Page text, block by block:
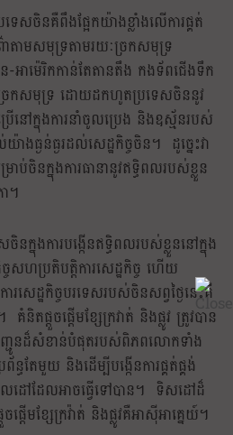
សចិនគឺពឹងផ្អែកយ៉ាងខ្លាំងលើការផ្គត់
ាតាមសមុទ្រតាមរយៈច្រកសមុទ្រ
អាម៉េរិកកាន់តែតានតឹង កងទ័ពជើងទឹក
ច្រកសមុទ្រ ដោយដកហូតប្រទេសចិននូវ
នៅក្នុងការនាំចូលប្រេង និងឧស្ម័នរបស់
ងធ្ងន់ធ្ងរដល់សេដ្ឋកិច្ចចិន។ ដូច្នេះវា
ប់ចិនក្នុងការធានានូវឥទ្ធិពលរបស់ខ្លួន
។
ក្នុងការបង្កើនឥទ្ធិពលរបស់ខ្លួននៅក្នុង
សហប្រតិបត្តិការសេដ្ឋកិច្ច ហើយ
សេដ្ឋកិច្ចបរទេសរបស់ចិនសព្វថ្ងៃនេះគឺ
គំនិតផ្តួចផ្តើមខ្សែក្រវាត់ និងផ្លូវ ត្រូវបាន
ជញ្ជូនដ៏សំខាន់បំផុតរបស់ពិភពលោកទាំង
ធតែមួយ និងដើម្បីបង្កើនការផ្គត់ផ្គង់
ៅដែលអាចធ្វើទៅបាន។ ទិសដៅដ៏
ើមខ្សែក្រវ៉ាត់ និងផ្លូវគឺអាស៊ីអាគ្នេយ៍។